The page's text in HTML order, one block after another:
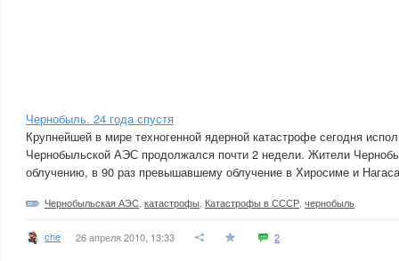
Чернобыль. 24 года спустя
Крупнейшей в мире техногенной ядерной катастрофе сегодня
Чернобыльской АЭС продолжался почти 2 недели. Жители
облучению, в 90 раз превышавшему облучение в Хиросиме и
Чернобыльская АЭС катастрофы Катастрофы в СССР чернобыль
che 26 апреля 2010, 13:33 2